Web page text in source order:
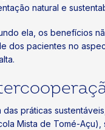
natural e
ela, os benefícios
dos pacientes no
das práticas
Mista de Tomé-